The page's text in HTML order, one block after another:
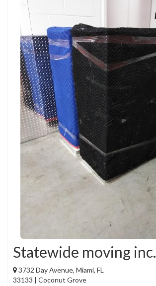
Statewide moving inc.
3732 Day Avenue, Miami, FL
33133 | Coconut Grove